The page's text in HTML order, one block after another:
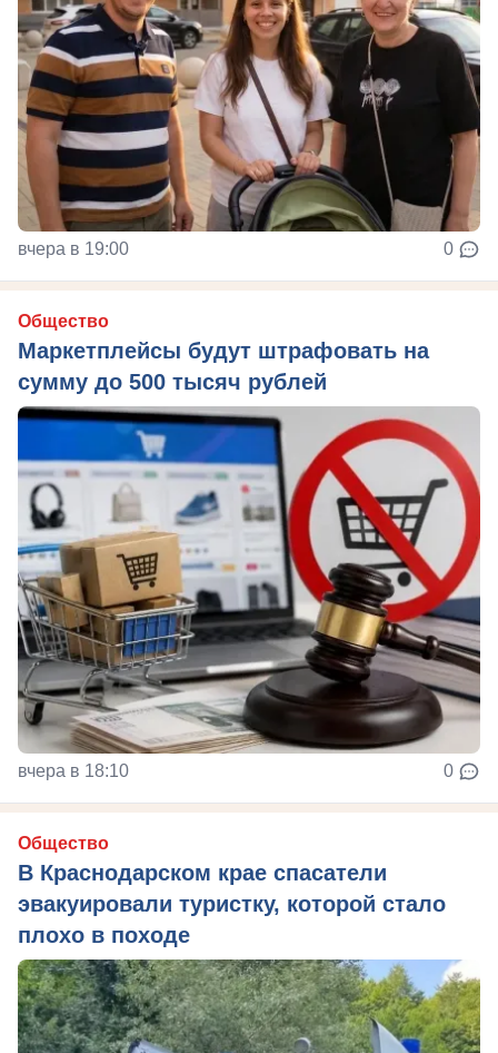
вчера в 19:00 0
Общество
Маркетплейсы будут штрафовать на
сумму до 500 тысяч рублей
вчера в 18:10 0
Общество
В Краснодарском крае спасатели
эвакуировали туристку, которой стало
плохо в походе